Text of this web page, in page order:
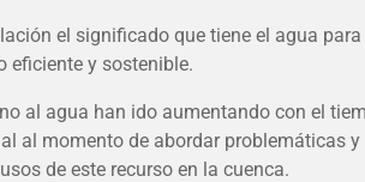
el significado que tiene el agua
eficiente y sostenible.
al agua han ido aumentando con el
al momento de abordar problemáticas
de este recurso en la cuenca.